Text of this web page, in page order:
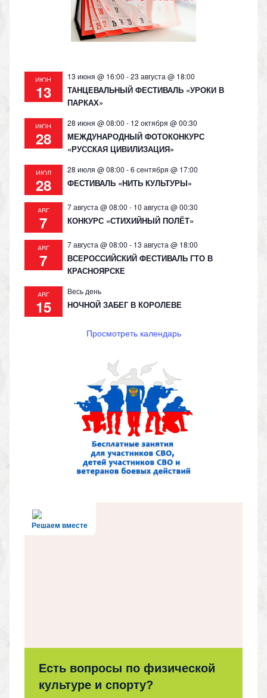
ni
ki
ИЮН
13
13 июня @ 16:00 -23 августа @ 18:00
ТАНЦЕВАЛЬНЫЙ ФЕСТИВАЛЬ «УРОКИ В
ПАРКАХ»
ИЮН
28
28 июня @ 08:00 - 12 октября @ 00:30
МЕЖДУНАРОДНЫЙ ФОТОКОНКУРС
«РУССКАЯ ЦИВИЛИЗАЦИЯ»
ИЮЛ
28
28 июля @ 08:00 -6 сентября @ 17:00
ФЕСТИВАЛЬ «НИТЬ КУЛЬТУРЫ»
АВГ
7
7 августа @ 08:00 - 10 августа @ 00:30
КОНКУРС «СТИХИЙНЫЙ ПОЛЁТ»
АВГ
7
7 августа @ 08:00 - 13 августа @ 18:00
ВСЕРОССИЙСКИЙ ФЕСТИВАЛЬ ГТО В
КРАСНОЯРСКЕ
АВГ
15
Весь день
НОЧНОЙ ЗАБЕГ В КОРОЛЕВЕ
Просмотреть календарь
Решаем вместе
Есть вопросы по физической
культуре и спорту?